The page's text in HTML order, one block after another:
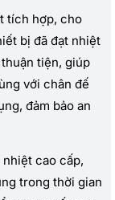
tích hợp, cho
bị đã đạt nhiệt
tiện, giúp
với chân đế
đảm bảo an
cao cấp,
trong thời gian